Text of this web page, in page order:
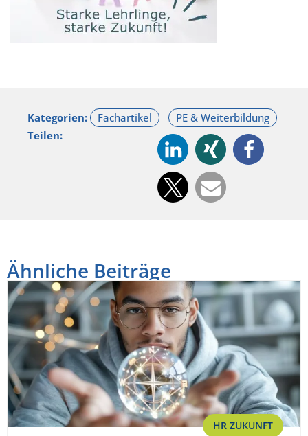
Kategorien:
Teilen:
Ähnliche Beiträge
HR ZUKUNFT